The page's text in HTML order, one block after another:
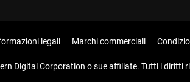
legali Marchi commerciali
Digital Corporation o sue affiliate. Tutti i diritti